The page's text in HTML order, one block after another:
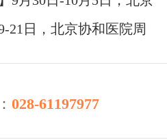
蓉城亲诊+癫痫大额救
21日，北京协和医院周
028-61197977